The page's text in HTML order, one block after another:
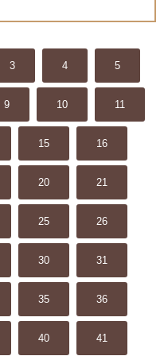
3 4 5
9 10 11
15 16
20 21
25 26
30 31
35 36
40 41